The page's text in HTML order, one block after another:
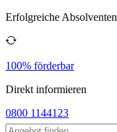
Erfolgreiche Absolventen
100% förderbar
Direkt informieren
0800 1144123